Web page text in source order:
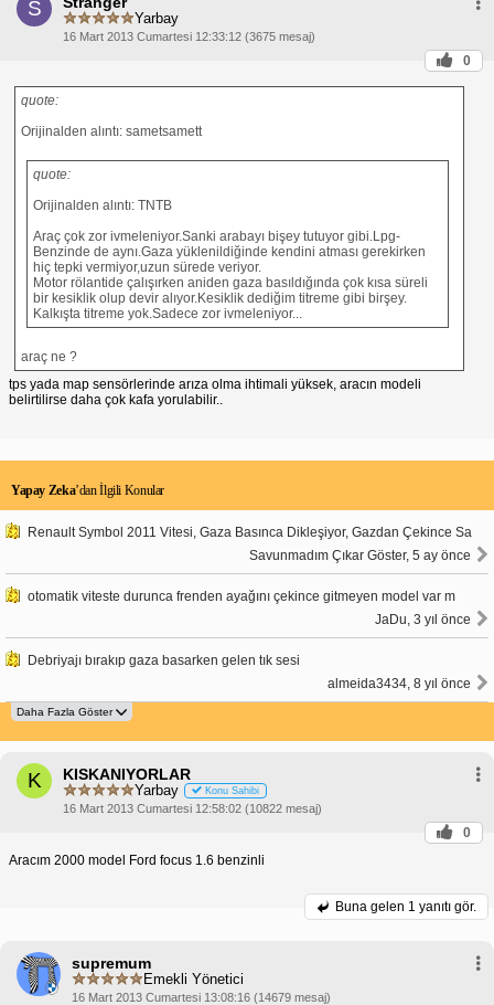
S Yarbay
16 Mart 2013 Cumartesi 12:33:12 (3675 mesaj)
0
quote:
Orijinalden alıntı: sametsamett
quote:
Orijinalden alıntı: TNTB
Araç çok zor ivmeleniyor.Sanki arabayı bişey tutuyor gibi.Lpg-
Benzinde de aynı.Gaza yüklenildiğinde kendini atması gerekirken
hiç tepki vermiyor,uzun sürede veriyor.
Motor rölantide çalışırken aniden gaza basıldığında çok kısa süreli
bir kesiklik olup devir alıyor.Kesiklik dediğim titreme gibi birşey.
Kalkışta titreme yok.Sadece zor ivmeleniyor...
araç ne ?
tps yada map sensörlerinde arıza olma ihtimali yüksek, aracın modeli
belirtilirse daha çok kafa yorulabilir..
Yapay Zeka’dan İlgili Konular
Renault Symbol 2011 Vitesi, Gaza Basınca Dikleşiyor, Gazdan Çekince Sa
Savunmadım Çıkar Göster, 5 ay önce
otomatik viteste durunca frenden ayağını çekince gitmeyen model var m
JaDu, 3 yıl önce
Debriyajı bırakıp gaza basarken gelen tık sesi
almeida3434, 8 yıl önce
K KISKANIYORLAR
Yarbay Konu Sahibi
16 Mart 2013 Cumartesi 12:58:02 (10822 mesaj)
0
Aracım 2000 model Ford focus 1.6 benzinli
Buna gelen 1 yanıtı gör.
supremum
Emekli Yönetici
16 Mart 2013 Cumartesi 13:08:16 (14679 mesaj)